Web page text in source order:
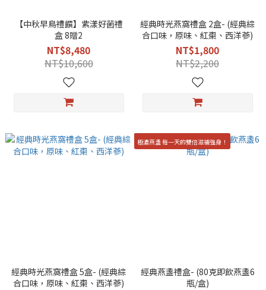
【中秋早鳥禮饌】紫漾好菌禮
盒 8贈2
NT$8,480
NT$10,600
經典時光燕窩禮盒 2盒- (經典綜
合口味，原味、紅棗、西洋蔘)
NT$1,800
NT$2,200
經典時光燕窩禮盒 5盒- (經典綜
合口味，原味、紅棗、西洋蔘)
極濃燕盞 每一天的雙倍滋補強身！
經典燕盞禮盒- (80克即飲燕盞6
瓶/盒)